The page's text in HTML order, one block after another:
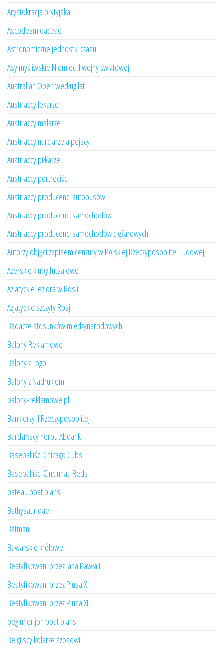
Arystokracja brytyjska
Ascodesmidaceae
Astronomiczne jednostki czasu
Asy myśliwskie Niemiec II wojny światowej
Australian Open według lat
Austriaccy lekarze
Austriaccy malarze
Austriaccy narciarze alpejscy
Austriaccy piłkarze
Austriaccy portreciści
Austriaccy producenci autobusów
Austriaccy producenci samochodów
Austriaccy producenci samochodów ciężarowych
Autorzy objęci zapisem cenzury w Polskiej Rzeczypospolitej Ludowej
Azerskie kluby futsalowe
Azjatyckie jeziora w Rosji
Azjatyckie szczyty Rosji
Badacze stosunków międzynarodowych
Balony Reklamowe
Balony z Logo
Balony z Nadrukiem
balony-reklamowe.pl
Bankierzy II Rzeczypospolitej
Bardzińscy herbu Abdank
Baseballiści Chicago Cubs
Baseballiści Cincinnati Reds
bateau boat plans
Bathysauridae
Batman
Bawarskie królowe
Beatyfikowani przez Jana Pawła II
Beatyfikowani przez Piusa X
Beatyfikowani przez Piusa XI
beginner jon boat plans
Belgijscy kolarze szosowi